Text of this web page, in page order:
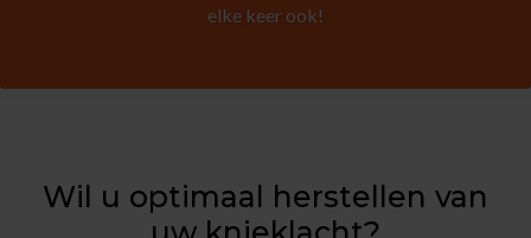
elke keer ook!
Wil u optimaal herstellen van